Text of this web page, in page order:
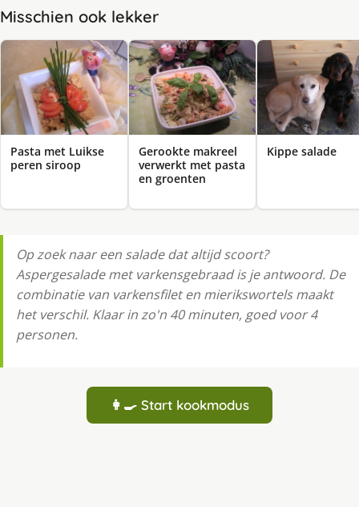
Misschien ook lekker
Pasta met Luikse
peren siroop
Gerookte makreel
verwerkt met pasta
en groenten
Kippe salade
Op zoek naar een salade dat altijd scoort?
Aspergesalade met varkensgebraad is je antwoord. De
combinatie van varkensfilet en mierikswortels maakt
het verschil. Klaar in zo'n 40 minuten, goed voor 4
personen.
👩‍🍳 Start kookmodus